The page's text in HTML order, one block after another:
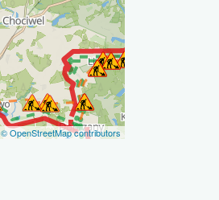
© OpenStreetMap contributors